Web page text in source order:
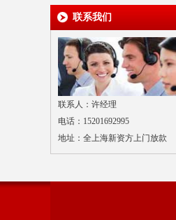
联系我们
联系人：许经理
电话：15201692995
地址：全上海新资方上门放款